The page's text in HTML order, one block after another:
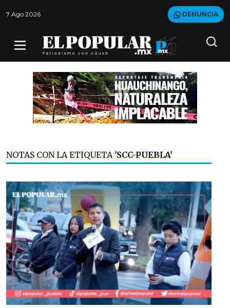
7 Ago 2026 DENUNCIA
NOTAS CON LA ETIQUETA 'SCC-PUEBLA'